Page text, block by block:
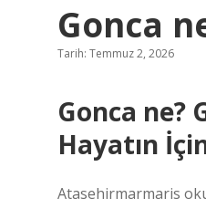
Gonca
Tarih: Temmuz 2, 2026
Gonca ne?
Hayatın
Atasehirmarmaris